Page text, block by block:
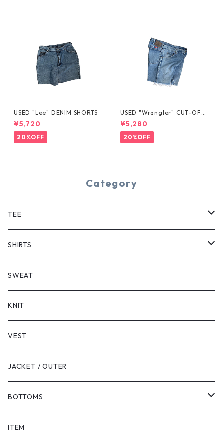
USED "Lee" DENIM SHORTS
¥5,720
20%OFF
USED "Wrangler" CUT-OFF
DENIM SHORTS
¥5,280
20%OFF
Category
TEE
SHORT SLEEVE
LONG SLEEVE
SHIRTS
SHORT SLEEVE
LONG SLEEVE
SWEAT
KNIT
VEST
JACKET / OUTER
BOTTOMS
SHORTS
ITEM